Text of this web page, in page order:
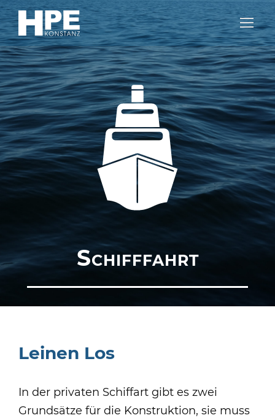
Schifffahrt
Leinen Los
In der privaten Schiffart gibt es zwei
Grundsätze für die Konstruktion, sie muss